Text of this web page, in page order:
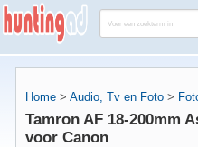
Home > Audio, Tv en Foto >
Tamron AF 18-200mm
voor Canon